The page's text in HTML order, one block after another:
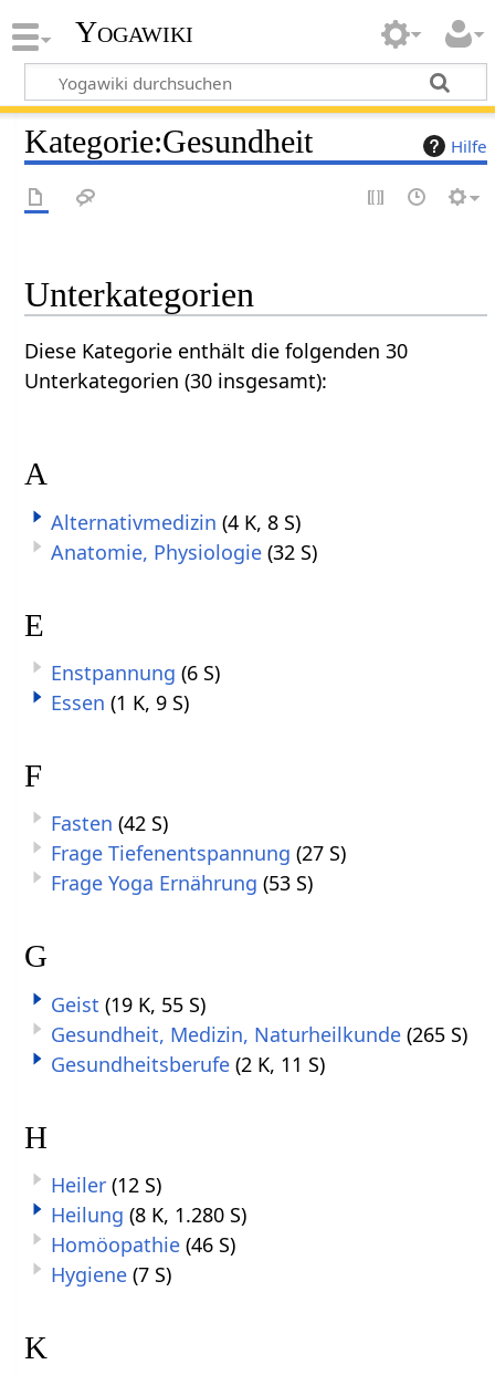
Yogawiki
Hilfe
Kategorie:Gesundheit
Unterkategorien
Diese Kategorie enthält die folgenden 30
Unterkategorien (30 insgesamt):
A
Alternativmedizin (4 K, 8 S)
Anatomie, Physiologie (32 S)
E
Enstpannung (6 S)
Essen (1 K, 9 S)
F
Fasten (42 S)
Frage Tiefenentspannung (27 S)
Frage Yoga Ernährung (53 S)
G
Geist (19 K, 55 S)
Gesundheit, Medizin, Naturheilkunde (265 S)
Gesundheitsberufe (2 K, 11 S)
H
Heiler (12 S)
Heilung (8 K, 1.280 S)
Homöopathie (46 S)
Hygiene (7 S)
K